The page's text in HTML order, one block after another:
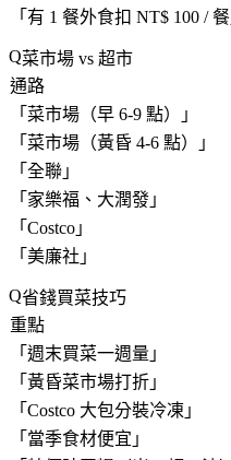
「 有 1 餐外食扣 NT$ 100 / 餐
菜市場 vs 超市
通路
「 菜市場（早 6-9 點） 」
「 菜市場（黃昏 4-6 點） 」
「 全聯 」
「 家樂福、大潤發 」
「 Costco 」
「 美廉社 」
省錢買菜技巧
重點
「 週末買菜一週量 」
「 黃昏菜市場打折 」
「 Costco 大包分裝冷凍 」
「 當季食材便宜 」